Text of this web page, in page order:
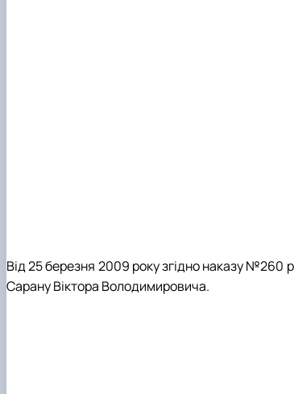
Від 25 березня 2009 року згідно наказу
Сарану Віктора Володимировича.